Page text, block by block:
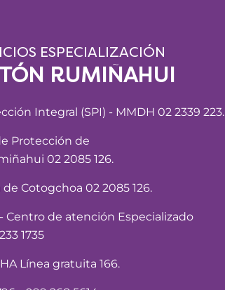
ESPECIALIZACIÓN
RUMIÑAHUI
Integral (SPI) - MMDH 02 2339 223.
Protección de
02 2085 126.
Cotogchoa 02 2085 126.
Centro de atención Especializado
1735
Línea gratuita 166.